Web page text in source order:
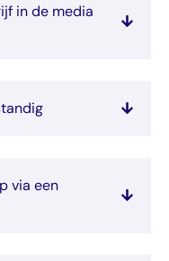
in de media
via een